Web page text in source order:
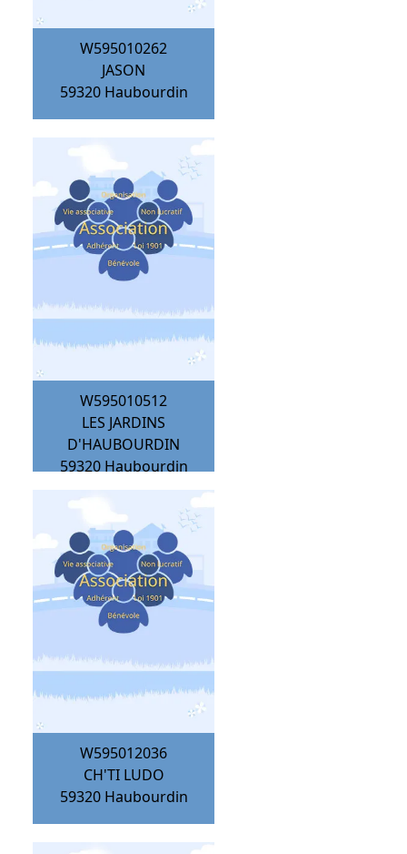
W595010262
JASON
59320 Haubourdin
W595010512
LES JARDINS
D'HAUBOURDIN
59320 Haubourdin
W595012036
CH'TI LUDO
59320 Haubourdin